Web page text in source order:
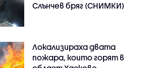
Слънчев бряг (СНИМКИ)
Локализираха двата
пожара, които горят в